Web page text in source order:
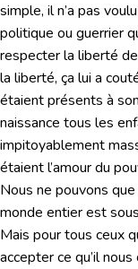
simple, il n’a pas
politique ou guerrier
respecter la liberté de
la liberté, ça lui a
étaient présents à
naissance tous les
impitoyablement
étaient l’amour du
Nous ne pouvons
monde entier est
Mais pour tous ceux
accepter ce qu’il